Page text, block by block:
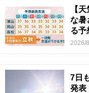
【
な暑
る予
2026/
7日
発